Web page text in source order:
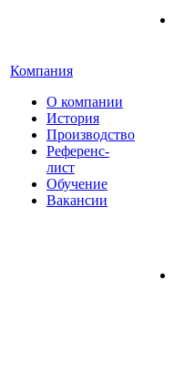
Компания
О компании
История
Производство
Референс-
лист
Обучение
Вакансии